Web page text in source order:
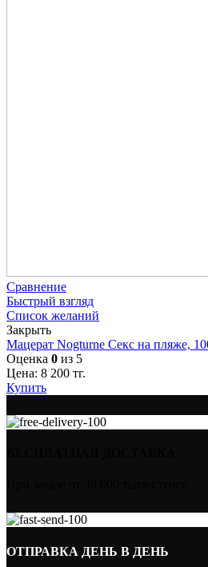
Сравнение
Быстрый взгляд
Список желаний
Закрыть
Мацерат Nogturne Секс на пляже,
Оценка 0 из 5
Цена: 8 200 тг.
Купить
ОТПРАВКА ДЕНЬ В ДЕНЬ